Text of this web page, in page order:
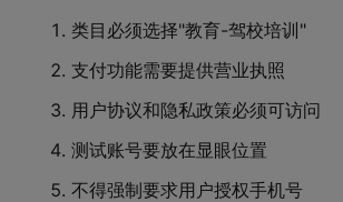
类目必须选择"教育-驾校培训"
支付功能需要提供营业执照
用户协议和隐私政策必须可访问
测试账号要放在显眼位置
不得强制要求用户授权手机号